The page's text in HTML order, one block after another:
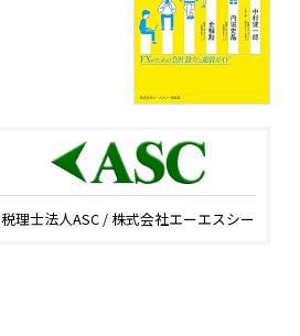
税理士法人ASC / 株式会社エーエスシー